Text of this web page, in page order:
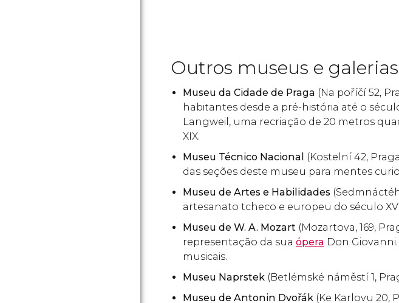
Outros museus e galerias
Museu da Cidade de Praga (Na poříčí 52,
habitantes desde a pré-história até o
Langweil, uma recriação de 20 metros
XIX.
Museu Técnico Nacional
(Kostelní 42,
das seções deste museu para mentes
Museu de Artes e Habilidades
artesanato tcheco e europeu do século XVI
Museu de W. A. Mozart (Mozartova, 169,
representação da sua ópera Don
musicais.
Museu Naprstek (Betlémské náměstí 1,
Museu de Antonin Dvořák (Ke Karlovu 20,